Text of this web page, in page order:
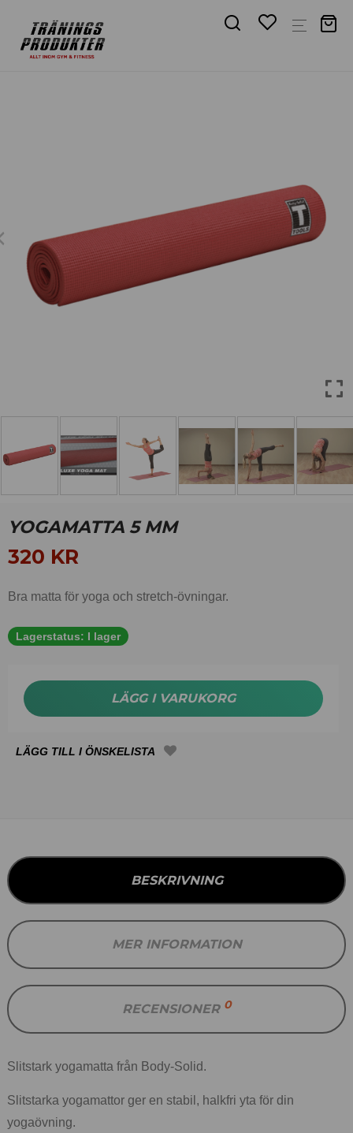
YOGAMATTA 5 MM
320 KR
Bra matta för yoga och stretch-övningar.
Lagerstatus: I lager
LÄGG I VARUKORG
BESKRIVNING
MER INFORMATION
RECENSIONER 0
Slitstark yogamatta från Body-Solid.
Slitstarka yogamattor ger en stabil, halkfri yta för din
yogaövning.